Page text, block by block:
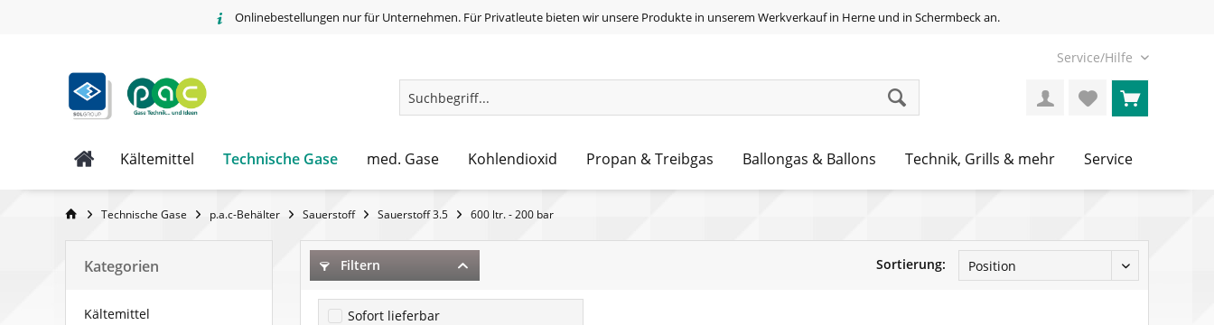
Onlinebestellungen nur für Unternehmen. Für Privatleute bieten wir unsere Produkte in unserem Werkverkauf in Herne und in Schermbeck an.
Service/Hilfe
Kältemittel Technische Gase med. Gase Kohlendioxid Propan & Treibgas Ballongas & Ballons Technik, Grills & mehr Service
Technische Gase p.a.c-Behälter Sauerstoff Sauerstoff 3.5 600 ltr. - 200 bar
Kategorien
Kältemittel
Filtern Sortierung:
Sofort lieferbar